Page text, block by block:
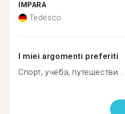
IMPARA
Tedesco
I miei argomenti preferiti
Спорт, учёба, путешестви...